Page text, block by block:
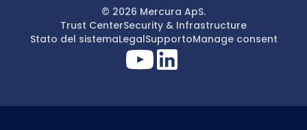
© 2026 Mercura ApS.
Trust CenterSecurity & Infrastructure
Stato del sistemaLegalSupportoManage consent